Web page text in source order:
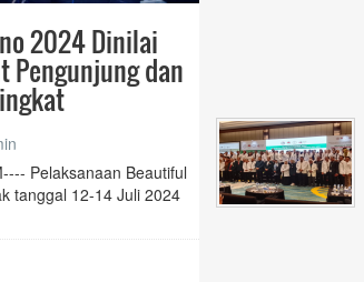
2024 Dinilai
Pengunjung dan
Pelaksanaan Beautiful
tanggal 12-14 Juli 2024